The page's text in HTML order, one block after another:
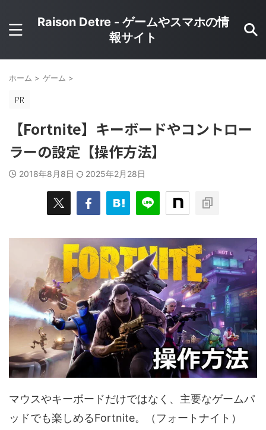
Raison Detre - ゲームやスマホの情
報サイト
ホーム > ゲーム >
【Fortnite】キーボードやコントロー
ラーの設定【操作方法】
2018年8月8日 2025年2月28日
マウスやキーボードだけではなく、主要なゲームパ
ッドでも楽しめるFortnite。（フォートナイト）